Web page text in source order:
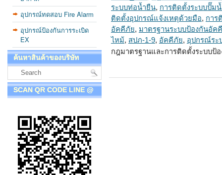
อุปกรณ์ทดสอบ Fire Alarm
อุปกรณ์ป้องกันการระเบิด
EX
ค้นหาสินค้าของบริษัท
SCAN QR CODE LINE @
ระบบท่อน้ำยืน, การติดตั้งระบบปั๊ม
ติดตั้งอุปกรณ์แจ้งเหตุด้วยมือ, การ
อัคคีภัย, มาตรฐานระบบป้องกันอัค
ไหม้, สปภ-1-9, อัคคีภัย, อุปกรณ์ระ
กฎมาตรฐานและการติดตั้งระบบป้